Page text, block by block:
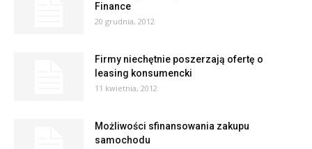
Finance
20 grudnia, 2012
Firmy niechętnie poszerzają ofertę o
leasing konsumencki
11 kwietnia, 2012
Możliwości sfinansowania zakupu
samochodu